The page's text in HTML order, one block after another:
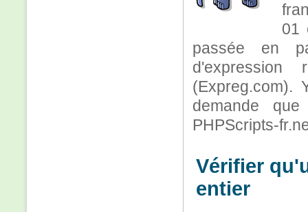
01
passée en
d'expression
(Expreg.com).
demande
PHPScripts-
Vérifier
entier